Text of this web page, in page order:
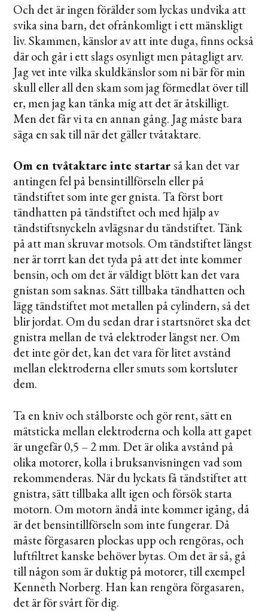
Och det är ingen förälder som lyckas undvika att
svika sina barn, det ofrånkomligt i ett mänskligt
liv. Skammen, känslor av att inte duga, finns också
där och går i ett slags osynligt men påtagligt arv.
Jag vet inte vilka skuldkänslor som ni bär för min
skull eller all den skam som jag förmedlat över till
er, men jag kan tänka mig att det är åtskilligt.
Men det får vi ta en annan gång. Jag måste bara
säga en sak till när det gäller tvåtaktare.
Om en tvåtaktare inte startarså kan det var
antingen fel på bensintillförseln eller på
tändstiftet som inte ger gnista. Ta först bort
tändhatten på tändstiftet och med hjälp av
tändstiftsnyckeln avlägsnar du tändstiftet. Tänk
på att man skruvar motsols. Om tändstiftet längst
ner är torrt kan det tyda på att det inte kommer
bensin, och om det är väldigt blött kan det vara
gnistan som saknas. Sätt tillbaka tändhatten och
lägg tändstiftet mot metallen på cylindern, så det
blir jordat. Om du sedan drar i startsnöret ska det
gnistra mellan de två elektroder längst ner. Om
det inte gör det, kan det vara för litet avstånd
mellan elektroderna eller smuts som kortsluter
dem.
Ta en kniv och stålborste och gör rent, sätt en
mätsticka mellan elektroderna och kolla att gapet
är ungefär 0,5 – 2 mm. Det är olika avstånd på
olika motorer, kolla i bruksanvisningen vad som
rekommenderas. När du lyckats få tändstiftet att
gnistra, sätt tillbaka allt igen och försök starta
motorn. Om motorn ändå inte kommer igång, då
är det bensintillförseln som inte fungerar. Då
måste förgasaren plockas upp och rengöras, och
luftfiltret kanske behöver bytas. Om det är så, gå
till någon som är duktig på motorer, till exempel
Kenneth Norberg. Han kan rengöra förgasaren,
det är för svårt för dig.